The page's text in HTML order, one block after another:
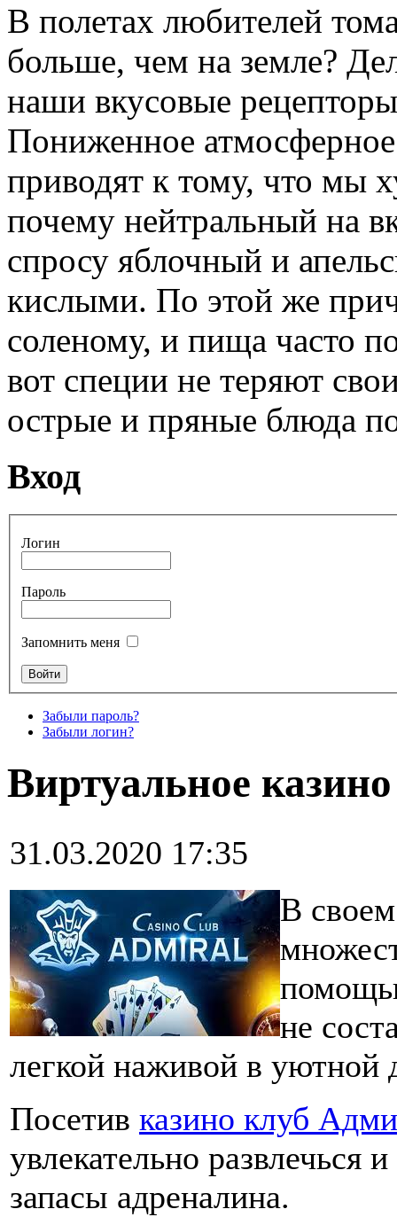
В полетах любителей
больше, чем на земле?
наши вкусовые
Пониженное
приводят к тому, что мы
почему нейтральный на
спросу яблочный и
кислыми. По этой же
соленому, и пища часто
вот специи не теряют
острые и пряные блюда
Вход
Логин
Пароль
Запомнить меня
Забыли пароль?
Забыли логин?
Виртуальное
31.03.2020 17:35
В своем
не
легкой наживой в уютной
Посетив казино клуб
увлекательно развлечься
запасы адреналина.